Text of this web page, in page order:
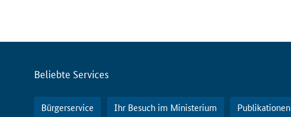
Servicemenü
Beliebte Services
Bürgerservice Ihr Besuch im Ministerium Publikationen